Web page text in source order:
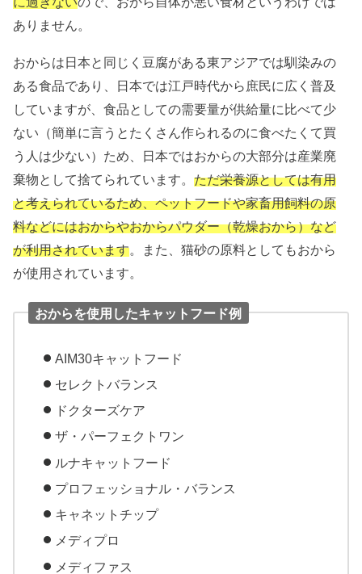
ありません。
おからは日本と同じく豆腐がある東アジアでは馴染みの
ある食品であり、日本では江戸時代から庶民に広く普及
していますが、食品としての需要量が供給量に比べて少
ない（簡単に言うとたくさん作られるのに食べたくて買
う人は少ない）ため、日本ではおからの大部分は産業廃
棄物として捨てられています。ただ栄養源としては有用
と考えられているため、ペットフードや家畜用飼料の原
料などにはおからやおからパウダー（乾燥おから）など
が利用されています。また、猫砂の原料としてもおから
が使用されています。
おからを使用したキャットフード例
AIM30キャットフード
セレクトバランス
ドクターズケア
ザ・パーフェクトワン
ルナキャットフード
プロフェッショナル・バランス
キャネットチップ
メディプロ
メディファス